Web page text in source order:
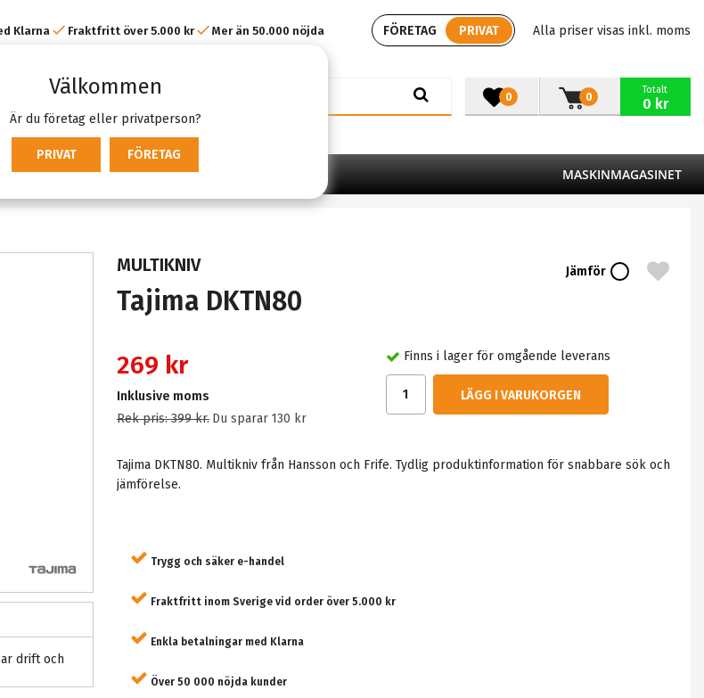
Välkommen
Är du företag eller privatperson?
PRIVAT FÖRETAG
FÖRETAG PRIVAT Alla priser visas inkl. moms
Klarna Fraktfritt över 5.000 kr Mer än 50.000 nöjda
0
Totalt
0 kr
0
MASKINMAGASINET
MULTIKNIV
Tajima DKTN80
Jämför
269 kr
Inklusive moms
Rek pris:399 kr. Du sparar 130 kr
Finns i lager för omgående leverans
LÄGG I VARUKORGEN
Tajima DKTN80. Multikniv från Hansson och Frife. Tydlig produktinformation för snabbare sök och
jämförelse.
Trygg och säker e-handel
Fraktfritt inom Sverige vid order över 5.000 kr
Enkla betalningar med Klarna
Över 50 000 nöjda kunder
drift och